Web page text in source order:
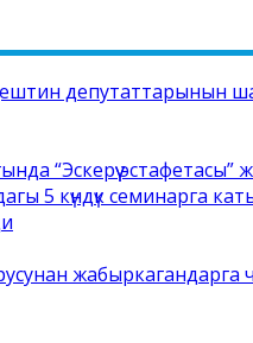
депутаттарынын
“Эскерүү
5 күндүк семинарга
жабыркагандарга